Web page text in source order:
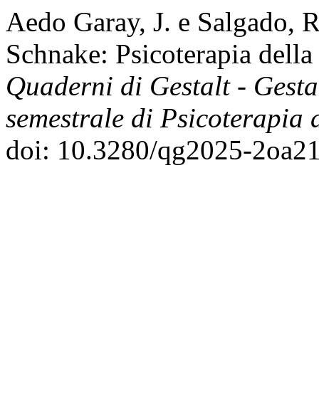
Aedo Garay, J. e Salgado,
Schnake: Psicoterapia
Quaderni di Gestalt -
semestrale di Psicoterapia
doi: 10.3280/qg2025-